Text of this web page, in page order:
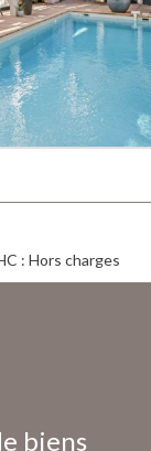
: Hors charges
biens